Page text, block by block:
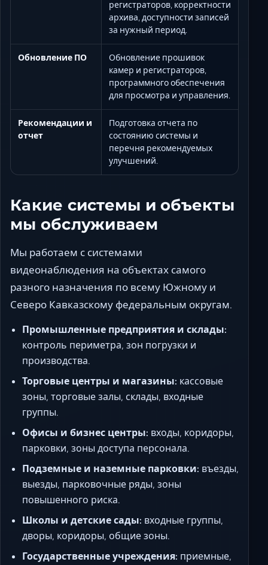
регистраторов, корректности
архива, доступности записей
за нужный период.
Обновление ПО
Обновление прошивок
камер и регистраторов,
программного обеспечения
для просмотра и управления.
Рекомендации и
отчет
Подготовка отчета по
состоянию системы и
перечня рекомендуемых
улучшений.
Какие системы и объекты
мы обслуживаем
Мы работаем с системами
видеонаблюдения на объектах самого
разного назначения по всему Южному и
Северо Кавказскому федеральным округам.
Промышленные предприятия и склады:
контроль периметра, зон погрузки и
производства.
Торговые центры и магазины: кассовые
зоны, торговые залы, склады, входные
группы.
Офисы и бизнес центры: входы, коридоры,
парковки, зоны доступа персонала.
Подземные и наземные парковки: въезды,
выезды, парковочные ряды, зоны
повышенного риска.
Школы и детские сады: входные группы,
дворы, коридоры, общие зоны.
Государственные учреждения: приемные,